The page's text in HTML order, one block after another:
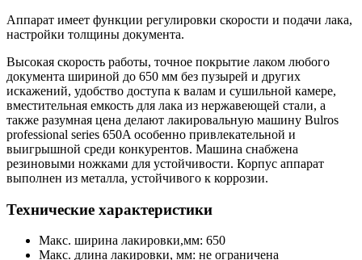
Аппарат имеет функции регулировки скорости и подачи лака,
настройки толщины документа.
Высокая скорость работы, точное покрытие лаком любого
документа шириной до 650 мм без пузырей и других
искажений, удобство доступа к валам и сушильной камере,
вместительная емкость для лака из нержавеющей стали, а
также разумная цена делают лакировальную машину Bulros
professional series 650A особенно привлекательной и
выигрышной среди конкурентов. Машина снабжена
резиновыми ножками для устойчивости. Корпус аппарат
выполнен из металла, устойчивого к коррозии.
Технические характеристики
Макс. ширина лакировки,мм: 650
Макс. длина лакировки, мм: не ограничена